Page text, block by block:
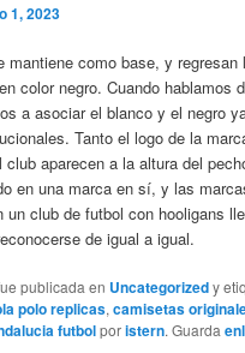
1, 2023
mantiene como base, y regresan
color negro. Cuando hablamos
a asociar el blanco y el negro
Tanto el logo de la
club aparecen a la altura del
en una marca en sí, y las
un club de futbol con hooligans
de igual a igual.
publicada en Uncategorizedy
polo replicas,camisetas
futbolporistern. Guarda